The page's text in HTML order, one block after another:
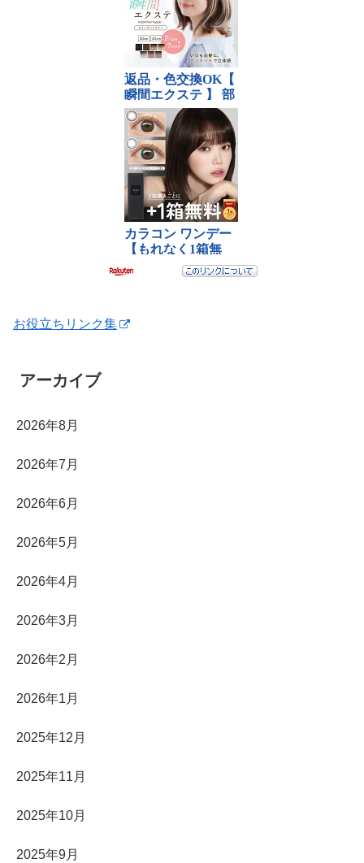
お役立ちリンク集
アーカイブ
2026年8月
2026年7月
2026年6月
2026年5月
2026年4月
2026年3月
2026年2月
2026年1月
2025年12月
2025年11月
2025年10月
2025年9月